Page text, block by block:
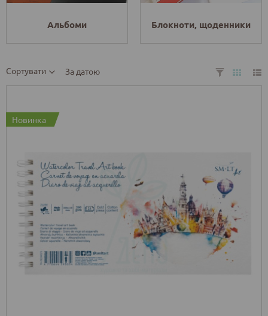
Альбоми Блокноти, щоденники
Сортувати За датою
Новинка